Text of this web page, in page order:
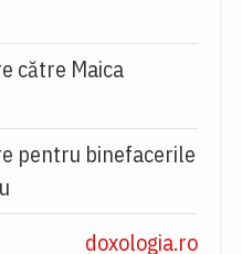
către Maica
pentru binefacerile
doxologia.ro